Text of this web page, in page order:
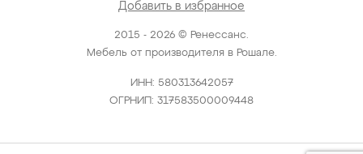
2015 - 2026 © Ренессанс.
Мебель от производителя в Рошале.
ИНН: 580313642057
ОГРНИП: 317583500009448
Добавить в избранное